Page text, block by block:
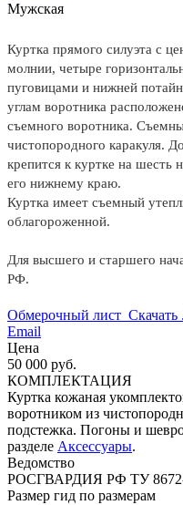
Мужская
Куртка прямого силуэта с
молнии, четыре
пуговицами и нижней
углам воротника
съемного воротника.
чистопородного каракуля.
крепится к куртке на шесть
его нижнему краю.
Куртка имеет съемный
облагороженной.
Для высшего и старшего
РФ.
Обмерочный лист Скачать
Email
Цена
50 000 руб.
КОМПЛЕКТАЦИЯ
Куртка кожаная
воротником из
подстежка. Погоны и
разделе Аксессуары.
Ведомство
РОСГВАРДИЯ РФ ТУ
Размер гид по размерам